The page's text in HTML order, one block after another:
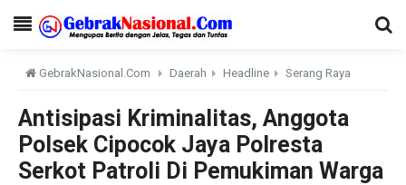
GebrakNasional.Com Daerah Headline Serang Raya
Antisipasi Kriminalitas, Anggota
Polsek Cipocok Jaya Polresta
Serkot Patroli Di Pemukiman Warga